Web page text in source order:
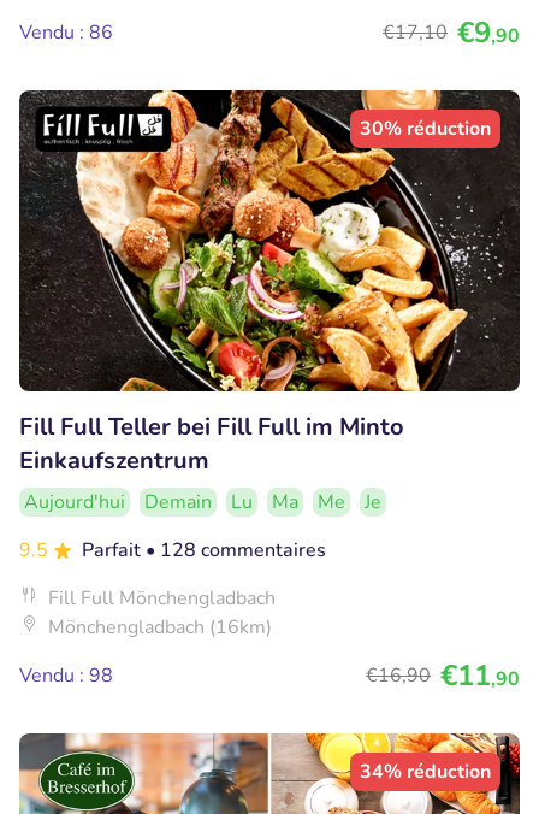
Vendu : 86
€17,10 €9,90
30% réduction
Fill Full Teller bei Fill Full im Minto
Einkaufszentrum
Aujourd'hui Demain Lu Ma Me
Je
9.5
Parfait • 128 commentaires
Fill Full Mönchengladbach
Mönchengladbach (16km)
Vendu : 98
€16,90 €11,90
34% réduction